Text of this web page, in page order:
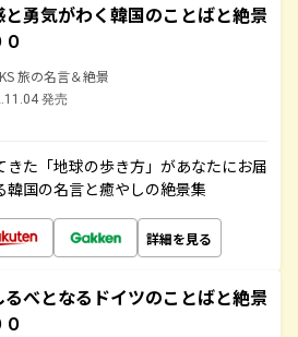
と勇気がわく韓国のことばと絶景
旅の名言＆絶景
発売
た「地球の歩き方」があなたにお届
韓国の名言と癒やしの絶景集
詳細を見る
るべとなるドイツのことばと絶景